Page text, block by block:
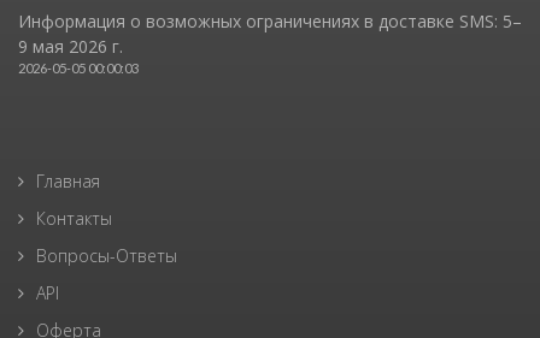
Информация о возможных ограничениях в доставке SMS: 5–
9 мая 2026 г.
2026-05-05 00:00:03
Главная
Контакты
Вопросы-Ответы
API
Оферта